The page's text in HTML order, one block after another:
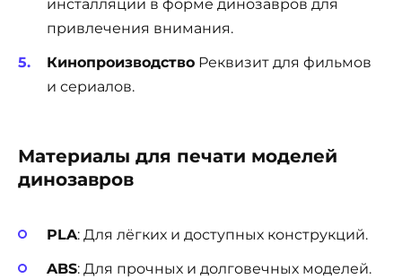
инсталляции в форме динозавров для
привлечения внимания.
Кинопроизводство Реквизит для фильмов
и сериалов.
Материалы для печати моделей
динозавров
PLA: Для лёгких и доступных конструкций.
ABS: Для прочных и долговечных моделей.